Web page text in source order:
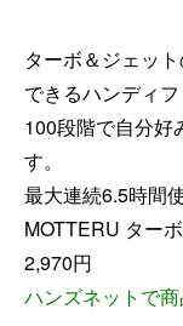
ターボ＆ジェッ
できるハンディフ
100段階で自分好
す。
最大連続6.5時間
MOTTERU ター
2,970円
ハンズネットで